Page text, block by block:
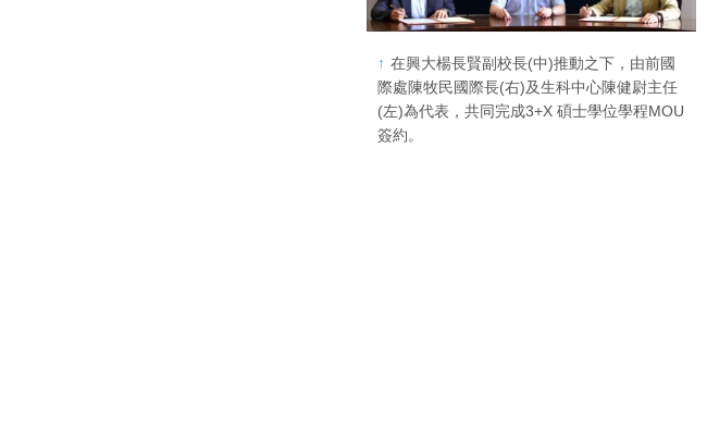
在興大楊長賢副校長(中)推動之下，由前國
際處陳牧民國際長(右)及生科中心陳健尉主任
(左)為代表，共同完成3+X 碩士學位學程MOU
簽約。